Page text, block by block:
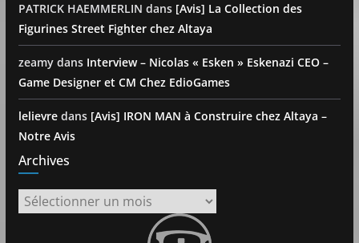
PATRICK HAEMMERLIN dans [Avis] La Collection des
Figurines Street Fighter chez Altaya
zeamydans Interview – Nicolas « Esken » Eskenazi CEO –
Game Designer et CM Chez EdioGames
lelievredans [Avis] IRON MAN à Construire chez Altaya –
Notre Avis
Archives
Archives